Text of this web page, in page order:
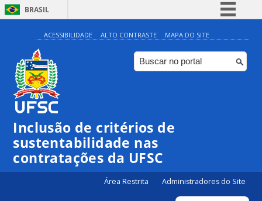
BRASIL
Simplifique!
Comunica BR
Participe
Canais
ACESSIBILIDADE ALTO CONTRASTE MAPA DO SITE
Inclusão de critérios de
sustentabilidade nas
contratações da UFSC
Área Restrita Administradores do Site